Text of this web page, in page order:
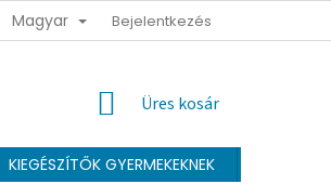
ÜZLETI FELTÉTELEK
Magyar Bejelentkezés
KOSÁR
Üres kosár
KIEGÉSZÍTŐK GYERMEKEKNEK